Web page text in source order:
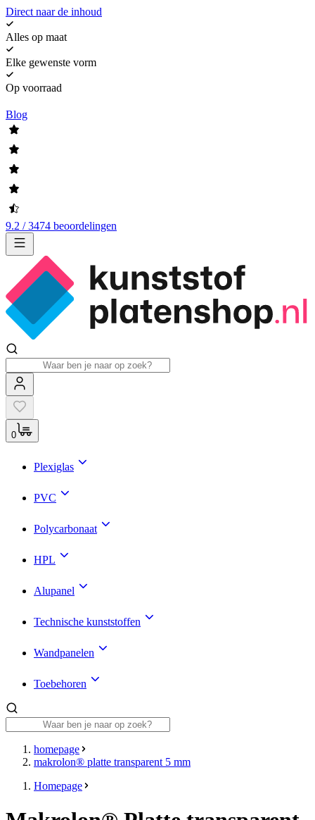
Direct naar de inhoud
Alles op maat
Elke gewenste vorm
Op voorraad
Blog
9.2 / 3474 beoordelingen
0
Plexiglas
PVC
Polycarbonaat
HPL
Alupanel
Technische kunststoffen
Wandpanelen
Toebehoren
homepage
makrolon® platte transparent 5 mm
Homepage